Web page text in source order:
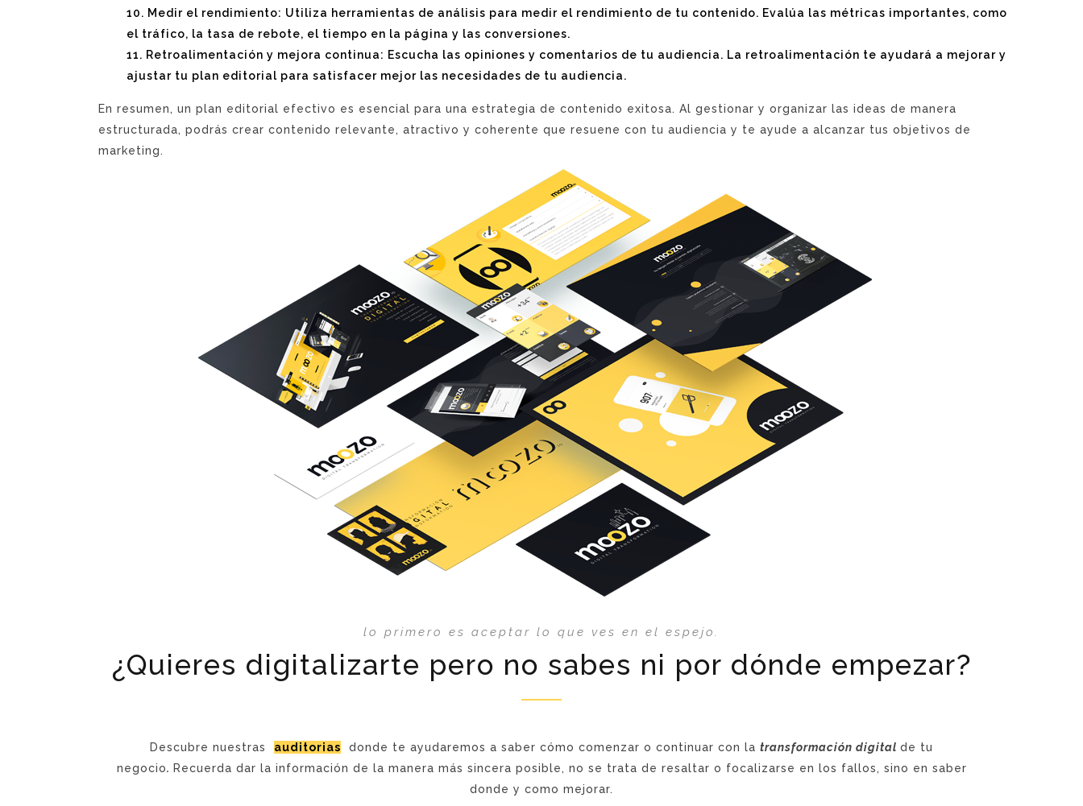
Medir el rendimiento: Utiliza herramientas de análisis para medir el rendimiento de tu contenido. Evalúa las métricas importantes, como
el tráfico, la tasa de rebote, el tiempo en la página y las conversiones.
Retroalimentación y mejora continua: Escucha las opiniones y comentarios de tu audiencia. La retroalimentación te ayudará a mejorar y
ajustar tu plan editorial para satisfacer mejor las necesidades de tu audiencia.
En resumen, un plan editorial efectivo es esencial para una estrategia de contenido exitosa. Al gestionar y organizar las ideas de manera
estructurada, podrás crear contenido relevante, atractivo y coherente que resuene con tu audiencia y te ayude a alcanzar tus objetivos de
marketing.
lo primero es aceptar lo que ves en el espejo.
¿Quieres digitalizarte pero no sabes ni por dónde empezar?
Descubre nuestras auditorias donde te ayudaremos a saber cómo comenzar o continuar con la transformación digital de tu
negocio. Recuerda dar la información de la manera más sincera posible, no se trata de resaltar o focalizarse en los fallos, sino en saber
donde y como mejorar.